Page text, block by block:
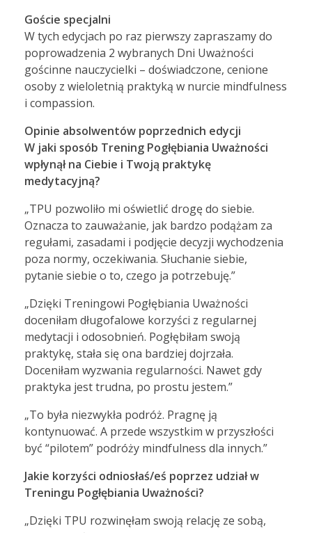
Goście specjalni
W tych edycjach po raz pierwszy zapraszamy do
poprowadzenia 2 wybranych Dni Uważności
gościnne nauczycielki – doświadczone, cenione
osoby z wieloletnią praktyką w nurcie mindfulness
i compassion.
Opinie absolwentów poprzednich edycji
W jaki sposób Trening Pogłębiania Uważności
wpłynął na Ciebie i Twoją praktykę
medytacyjną?
„TPU pozwoliło mi oświetlić drogę do siebie.
Oznacza to zauważanie, jak bardzo podążam za
regułami, zasadami i podjęcie decyzji wychodzenia
poza normy, oczekiwania. Słuchanie siebie,
pytanie siebie o to, czego ja potrzebuję.”
„Dzięki Treningowi Pogłębiania Uważności
doceniłam długofalowe korzyści z regularnej
medytacji i odosobnień. Pogłębiłam swoją
praktykę, stała się ona bardziej dojrzała.
Doceniłam wyzwania regularności. Nawet gdy
praktyka jest trudna, po prostu jestem.”
„To była niezwykła podróż. Pragnę ją
kontynuować. A przede wszystkim w przyszłości
być “pilotem” podróży mindfulness dla innych.”
Jakie korzyści odniosłaś/eś poprzez udział w
Treningu Pogłębiania Uważności?
„Dzięki TPU rozwinęłam swoją relację ze sobą,